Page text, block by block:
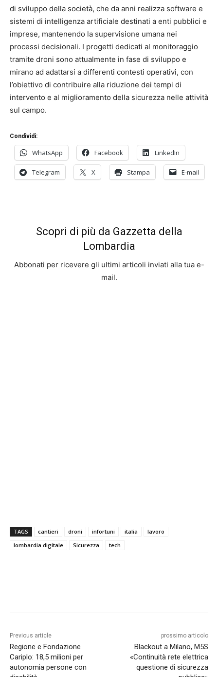
di sviluppo della società, che da anni realizza software e
sistemi di intelligenza artificiale destinati a enti pubblici e
imprese, mantenendo la supervisione umana nei
processi decisionali. I progetti dedicati al monitoraggio
tramite droni sono attualmente in fase di sviluppo e
mirano ad adattarsi a differenti contesti operativi, con
l’obiettivo di contribuire alla riduzione dei tempi di
intervento e al miglioramento della sicurezza nelle attività
sul campo.
Condividi:
WhatsApp Facebook LinkedIn
Telegram X Stampa E-mail
Scopri di più da Gazzetta della
Lombardia
Abbonati per ricevere gli ultimi articoli inviati alla tua e-
mail.
TAGS cantieri droni infortuni italia
lavoro
lombardia digitale
Sicurezza tech
Previous article
Regione e Fondazione
Cariplo: 18,5 milioni per
autonomia persone con
prossimo articolo
Blackout a Milano, M5S
«Continuità rete elettrica
questione di sicurezza